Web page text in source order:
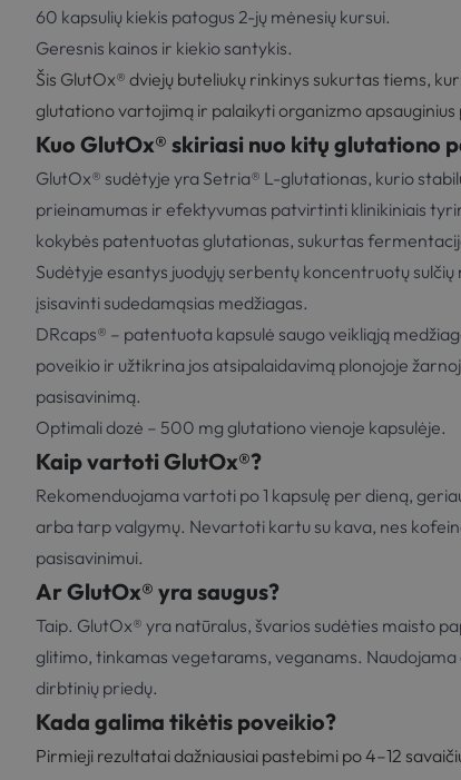
60 kapsulių kiekis patogus 2-jų mėnesių kursui.
Geresnis kainos ir kiekio santykis.
Šis GlutOx® dviejų buteliukų rinkinys sukurtas tiems,
glutationo vartojimą ir palaikyti organizmo apsauginius
Kuo GlutOx® skiriasi nuo kitų glutationo
GlutOx® sudėtyje yra Setria® L-glutationas, kurio
prieinamumas ir efektyvumas patvirtinti klinikiniais
kokybės patentuotas glutationas, sukurtas
Sudėtyje esantys juodųjų serbentų koncentruotų
įsisavinti sudedamąsias medžiagas.
DRcaps® – patentuota kapsulė saugo veikliąją
poveikio ir užtikrina jos atsipalaidavimą plonojoje
pasisavinimą.
Optimali dozė – 500 mg glutationo vienoje kapsulėje.
Kaip vartoti GlutOx®?
Rekomenduojama vartoti po 1 kapsulę per dieną,
arba tarp valgymų. Nevartoti kartu su kava, nes
pasisavinimui.
Ar GlutOx® yra saugus?
Taip. GlutOx® yra natūralus, švarios sudėties maisto
glitimo, tinkamas vegetarams, veganams. Naudojama
dirbtinių priedų.
Kada galima tikėtis poveikio?
Pirmieji rezultatai dažniausiai pastebimi po 4–12